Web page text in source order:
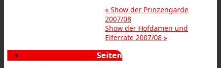
« Show der Prinzengarde
2007/08
Show der Hofdamen und
Elferräte 2007/08 »
Seiten